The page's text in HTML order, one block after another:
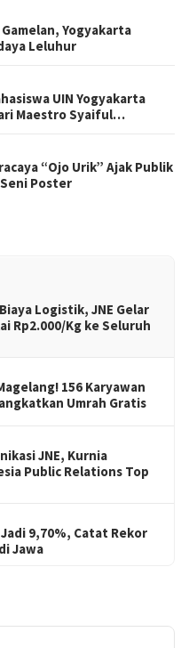
Yogyakarta
Leluhur
UIN Yogyakarta
Maestro Syaiful…
“Ojo Urik” Ajak Publik
Poster
Logistik, JNE Gelar
Rp2.000/Kg ke Seluruh
156 Karyawan
Umrah Gratis
JNE, Kurnia
Public Relations Top
9,70%, Catat Rekor
Jawa